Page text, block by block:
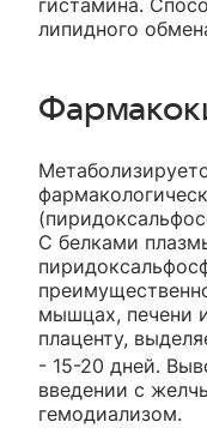
гистамина.
липидного
С белками
мышцах, печени
плаценту,
- 15-20 дней.
введении с
гемодиализом.